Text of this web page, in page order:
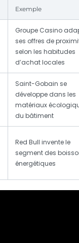
Exemple
Groupe Casino
ses offres de
selon les habitudes
d’achat locales
Saint-Gobain se
développe dans les
matériaux
du bâtiment
Red Bull invente le
segment des
énergétiques